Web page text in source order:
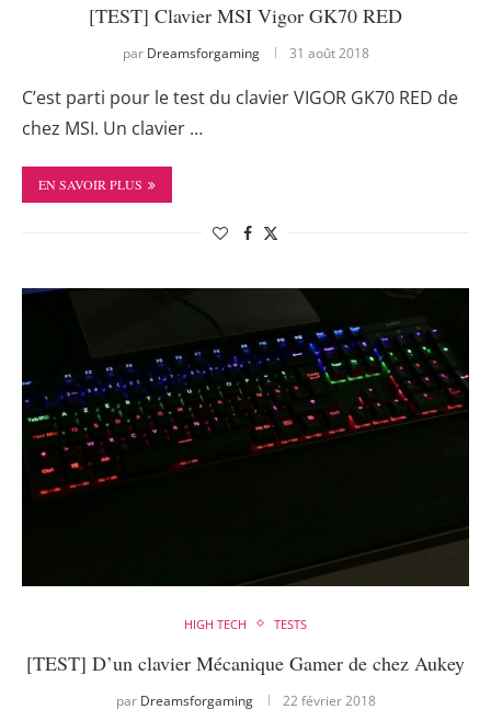
[TEST] Clavier MSI Vigor GK70 RED
par Dreamsforgaming 31 août 2018
C’est parti pour le test du clavier VIGOR GK70 RED de
chez MSI. Un clavier …
EN SAVOIR PLUS
HIGH TECH TESTS
[TEST] D’un clavier Mécanique Gamer de chez Aukey
par Dreamsforgaming 22 février 2018